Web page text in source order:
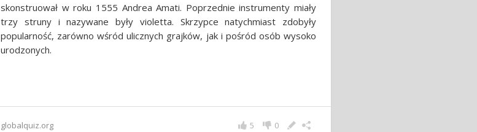
skonstruował w roku 1555 Andrea Amati. Poprzednie instrumenty miały
trzy struny i nazywane były violetta. Skrzypce natychmiast zdobyły
popularność, zarówno wśród ulicznych grajków, jak i pośród osób wysoko
urodzonych.
globalquiz.org 0
5